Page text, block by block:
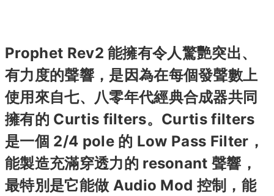
Prophet Rev2 能擁有令人驚艷突出、
有力度的聲響，是因為在每個發聲數上
使用來自七、八零年代經典合成器共同
擁有的 Curtis filters。Curtis filters
是一個 2/4 pole 的 Low Pass Filter，
能製造充滿穿透力的 resonant 聲響，
最特別是它能做 Audio Mod 控制，能